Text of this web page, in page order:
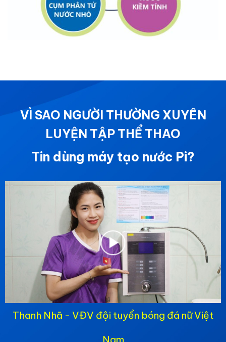
VÌ SAO NGƯỜI THƯỜNG XUYÊN
LUYỆN TẬP THỂ THAO
Tin dùng máy tạo nước Pi?
Thanh Nhã - VĐV đội tuyển bóng đá nữ Việt